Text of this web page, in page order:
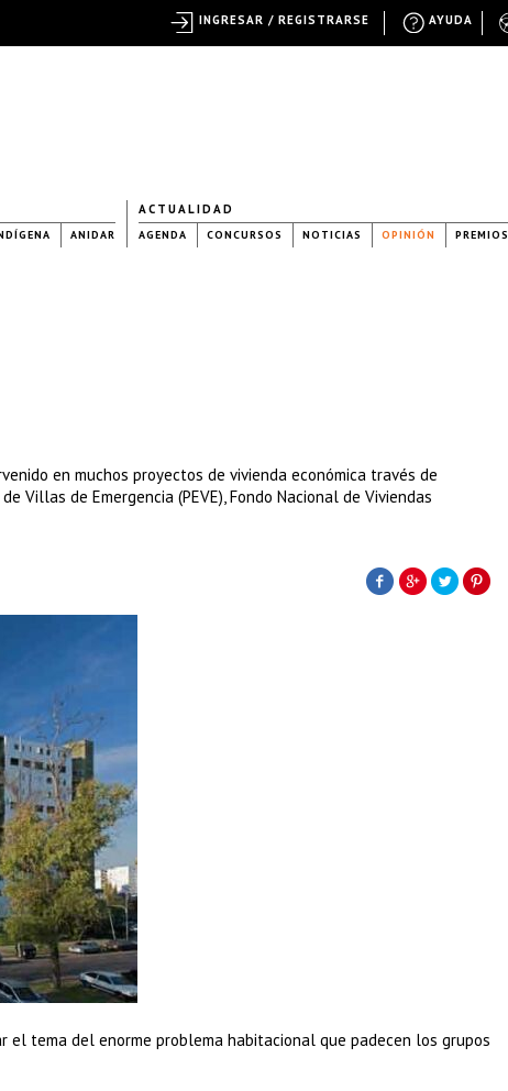
ANIDAR
ACTUALIDAD
AGENDA CONCURSOS NOTICIAS OPINIÓN PREMIOS
en muchos proyectos de vivienda económica través de
Villas de Emergencia (PEVE), Fondo Nacional de Viviendas
tema del enorme problema habitacional que padecen los grupos
AYUDA
INGRESAR / REGISTRARSE